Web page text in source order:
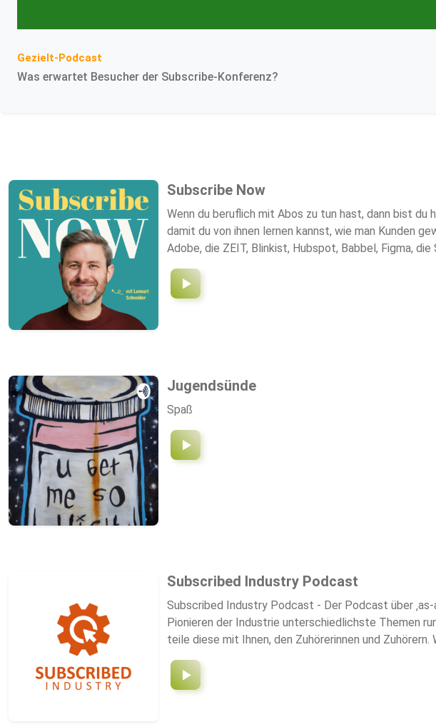
Subscribe Now
Wenn du beruflich mit Abos zu tun hast, dann bist
damit du von ihnen lernen kannst, wie man Kunden
Adobe, die ZEIT, Blinkist, Hubspot, Babbel, Figma,
meine Lernreise durch die Welt der Abos. Mehr
Jugendsünde
Spaß
Subscribed Industry Podcast
Subscribed Industry Podcast - Der Podcast über
Pionieren der Industrie unterschiedlichste Themen
teile diese mit Ihnen, den Zuhörerinnen und
eines physischen Produktes hin zum Anbieter eines
bisherige produktzentrierte Kernangebot eines
schaffen. Darunter fallen je nach Kundenbedarf
Gezielt-Podcast
Was erwartet Besucher der Subscribe-Konferenz?